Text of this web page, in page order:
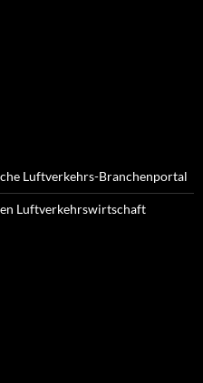
Luftverkehrs-Branchenportal
Luftverkehrswirtschaft